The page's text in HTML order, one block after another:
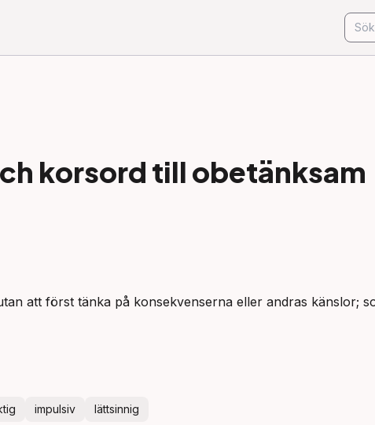
korsord till obetänksam
att först tänka på konsekvenserna eller andras känslor;
impulsiv lättsinnig